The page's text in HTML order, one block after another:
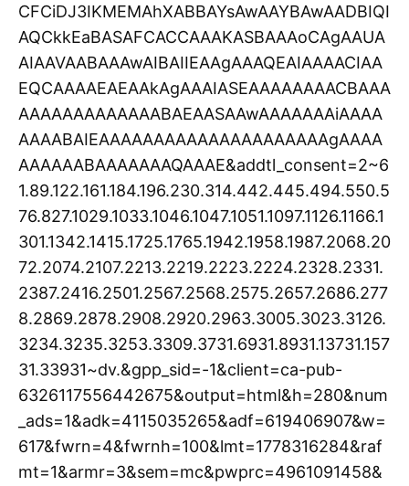
CFCiDJ3IKMEMAhXABBAYsAwAAYBAwAADBIQI
AQCkkEaBASAFCACCAAAKASBAAAoCAgAAUA
AIAAVAABAAAwAIBAIIEAAgAAAQEAIAAAACIAA
EQCAAAAEAEAAkAgAAAIASEAAAAAAAACBAAA
AAAAAAAAAAAAABAEAASAAwAAAAAAAiAAAA
AAAABAIEAAAAAAAAAAAAAAAAAAAAAgAAAA
AAAAAABAAAAAAAQAAAE&addtl_consent=2~6
1.89.122.161.184.196.230.314.442.445.494.550.5
76.827.1029.1033.1046.1047.1051.1097.1126.1166.1
301.1342.1415.1725.1765.1942.1958.1987.2068.20
72.2074.2107.2213.2219.2223.2224.2328.2331.
2387.2416.2501.2567.2568.2575.2657.2686.277
8.2869.2878.2908.2920.2963.3005.3023.3126.
3234.3235.3253.3309.3731.6931.8931.13731.157
31.33931~dv.&gpp_sid=-1&client=ca-pub-
6326117556442675&output=html&h=280&num
_ads=1&adk=4115035265&adf=619406907&w=
617&fwrn=4&fwrnh=100&lmt=1778316284&raf
mt=1&armr=3&sem=mc&pwprc=4961091458&